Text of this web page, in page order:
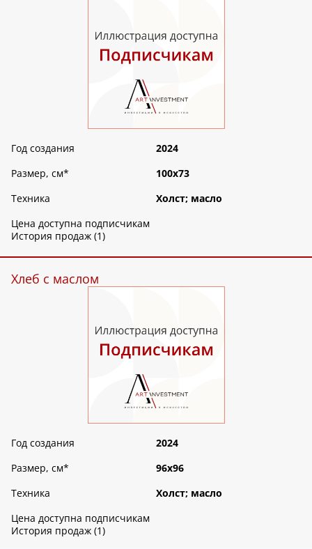
Год создания
2024
Размер, см*
100х73
Техника
Холст; масло
Цена доступна подписчикам
История продаж (1)
Хлеб с маслом
Год создания
2024
Размер, см*
96х96
Техника
Холст; масло
Цена доступна подписчикам
История продаж (1)